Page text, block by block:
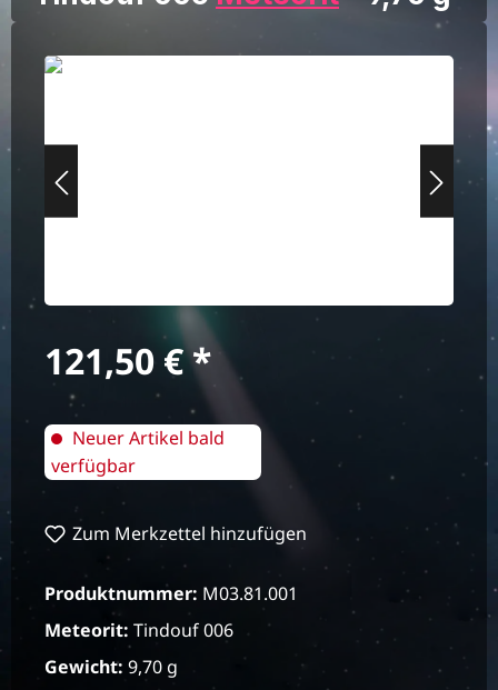
Bildergalerie überspringen
Regulärer Preis:
121,50 €
Neuer Artikel bald
verfügbar
Zum Merkzettel hinzufügen
Produktnummer: M03.81.001
Meteorit: Tindouf 006
Gewicht: 9,70 g